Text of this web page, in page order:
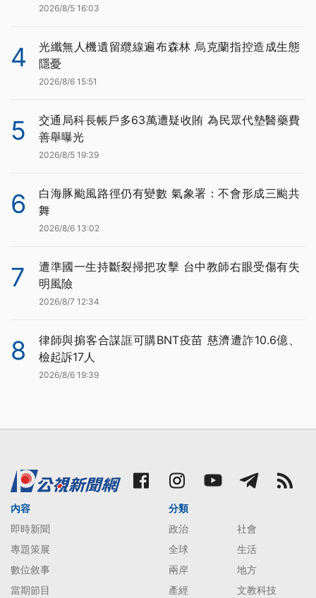
2026/8/5 16:03
4
光纖無人機遺留纜線遍布森林 烏克蘭指控造成生態
隱憂
2026/8/6 15:51
5
交通局科長帳戶多63萬遭疑收賄 為民眾代墊醫藥費
善舉曝光
2026/8/5 19:39
6
白海豚颱風路徑仍有變數 氣象署：不會形成三颱共
舞
2026/8/6 13:02
7
遭準國一生持斷裂掃把攻擊 台中教師右眼受傷有失
明風險
2026/8/7 12:34
8
律師與掮客合謀誆可購BNT疫苗 慈濟遭詐10.6億、
檢起訴17人
2026/8/6 19:39
內容
即時新聞
專題策展
數位敘事
當期節目
分類
政治
社會
全球
生活
兩岸
地方
產經
文教科技